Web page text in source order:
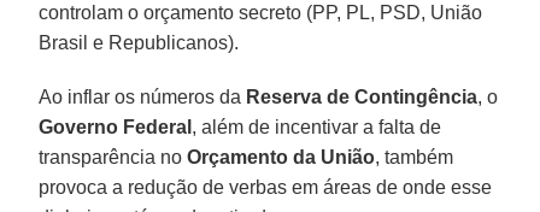
controlam o orçamento secreto (PP, PL, PSD, União
Brasil e Republicanos).
Ao inflar os números da Reserva de Contingência, o
Governo Federal , além de incentivar a falta de
transparência noOrçamento da União, também
provoca a redução de verbas em áreas de onde esse